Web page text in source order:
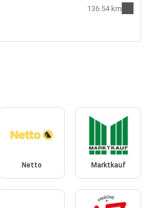
136.54 km
Netto Marktkauf